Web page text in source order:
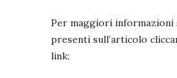
Per maggiori informazioni
presenti sull’articolo
link: